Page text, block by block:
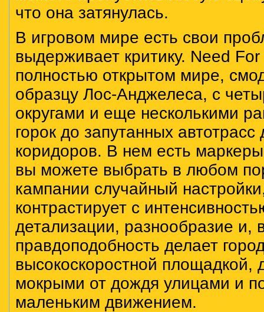
что она затянулась.
В игровом мире есть свои
выдерживает критику. Need
полностью открытом мире,
образцу Лос-Анджелеса, с
округами и еще несколькими
горок до запутанных автотрасс
коридоров. В нем есть
вы можете выбрать в любом
кампании случайный
контрастирует с
детализации, разнообразие и,
правдоподобность делает
высокоскоростной площадкой,
мокрыми от дождя улицами и
маленьким движением.